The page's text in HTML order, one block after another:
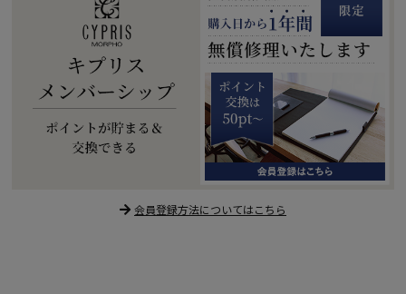
会員登録方法についてはこちら